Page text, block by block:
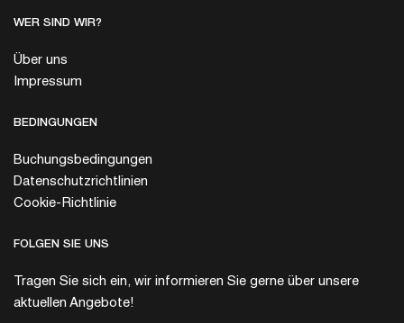
WER SIND WIR?
Über uns
Impressum
BEDINGUNGEN
Buchungsbedingungen
Datenschutzrichtlinien
Cookie-Richtlinie
FOLGEN SIE UNS
Tragen Sie sich ein, wir informieren Sie gerne über unsere
aktuellen Angebote!